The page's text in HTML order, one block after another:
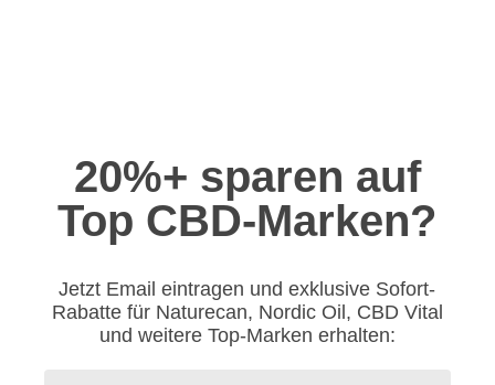
20%+ sparen auf
Top CBD-Marken?
Jetzt Email eintragen und exklusive Sofort-
Rabatte für Naturecan, Nordic Oil, CBD Vital
und weitere Top-Marken erhalten: